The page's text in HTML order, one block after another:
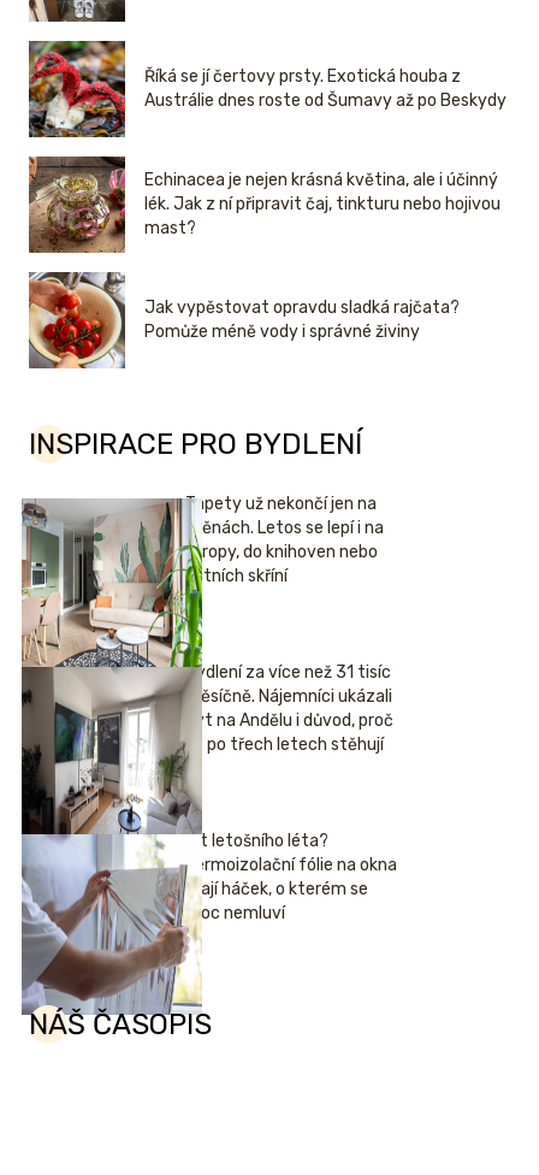
Říká se jí čertovy prsty. Exotická houba z
Austrálie dnes roste od Šumavy až po Beskydy
Echinacea je nejen krásná květina, ale i účinný
lék. Jak z ní připravit čaj, tinkturu nebo hojivou
mast?
Jak vypěstovat opravdu sladká rajčata?
Pomůže méně vody i správné živiny
INSPIRACE PRO BYDLENÍ
Tapety už nekončí jen na
stěnách. Letos se lepí i na
stropy, do knihoven nebo
šatních skříní
Bydlení za více než 31 tisíc
měsíčně. Nájemníci ukázali
byt na Andělu i důvod, proč
se po třech letech stěhují
Hit letošního léta?
Termoizolační fólie na okna
mají háček, o kterém se
moc nemluví
NÁŠ ČASOPIS